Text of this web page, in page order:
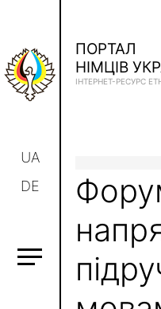
UA
DE
ПОРТАЛ
НІМЦІВ
ІНТЕРНЕТ-РЕСУРС